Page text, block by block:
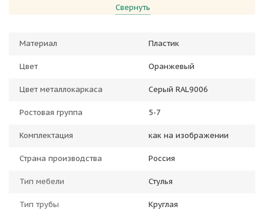
Свернуть
Материал Пластик
Цвет Оранжевый
Цвет металлокаркаса Серый RAL9006
Ростовая группа 5-7
Комплектация как на изображении
Страна производства Россия
Тип мебели Стулья
Тип трубы Круглая